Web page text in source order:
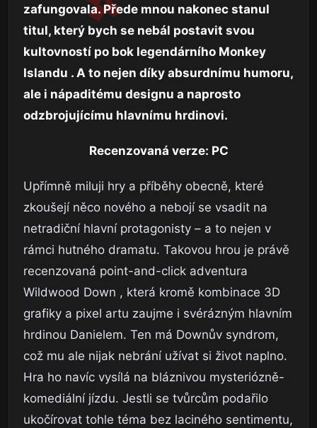
zafungovala. Přede mnou nakonec stanul
titul, který bych se nebál postavit svou
kultovností po bok legendárního Monkey
Islandu . A to nejen díky absurdnímu humoru,
ale i nápaditému designu a naprosto
odzbrojujícímu hlavnímu hrdinovi.
Recenzovaná verze: PC
Upřímně miluji hry a příběhy obecně, které
zkoušejí něco nového a nebojí se vsadit na
netradiční hlavní protagonisty – a to nejen v
rámci hutného dramatu. Takovou hrou je právě
recenzovaná point-and-click adventura
Wildwood Down , která kromě kombinace 3D
grafiky a pixel artu zaujme i svérázným hlavním
hrdinou Danielem. Ten má Downův syndrom,
což mu ale nijak nebrání užívat si život naplno.
Hra ho navíc vysílá na bláznivou mysteriózně-
komediální jízdu. Jestli se tvůrcům podařilo
ukočírovat tohle téma bez laciného sentimentu,